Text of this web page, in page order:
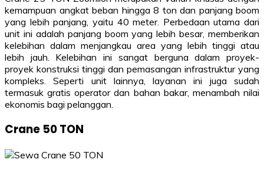
kemampuan angkat beban hingga 8 ton dan panjang boom
yang lebih panjang, yaitu 40 meter. Perbedaan utama dari
unit ini adalah panjang boom yang lebih besar, memberikan
kelebihan dalam menjangkau area yang lebih tinggi atau
lebih jauh. Kelebihan ini sangat berguna dalam proyek-
proyek konstruksi tinggi dan pemasangan infrastruktur yang
kompleks. Seperti unit lainnya, layanan ini juga sudah
termasuk gratis operator dan bahan bakar, menambah nilai
ekonomis bagi pelanggan.
Crane 50 TON